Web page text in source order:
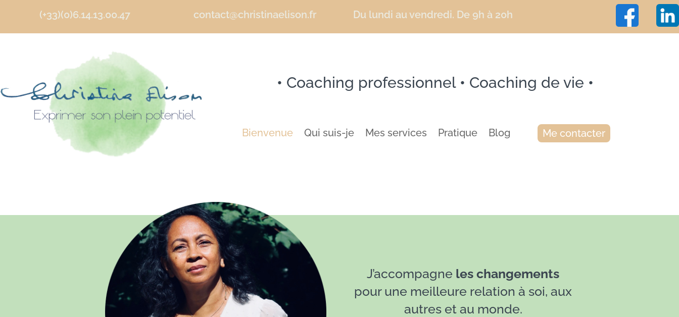
(+33)(0)6.14.13.00.47 contact@christinaelison.fr Du lundi au vendredi. De 9h à 20h
• Coaching professionnel• Coaching de vie •
Bienvenue Qui suis-je Mes services Pratique Blog Me contacter
J’accompagne les changements
pour une meilleure relation à soi, aux
autres et au monde.